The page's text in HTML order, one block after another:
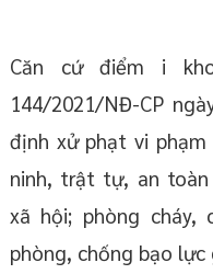
Căn cứ điểm i
144/2021/NĐ-CP
định xử phạt vi
ninh, trật tự, an
xã hội; phòng cháy,
phòng, chống bạo